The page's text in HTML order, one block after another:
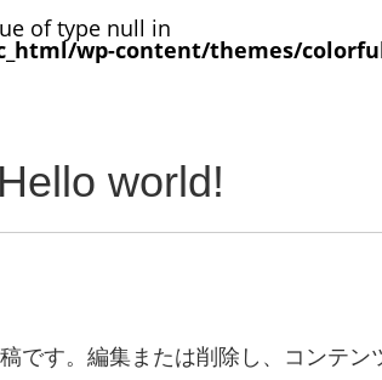
of type null in
wp-content/themes/
Hello world!
す。編集または削除し、コンテン